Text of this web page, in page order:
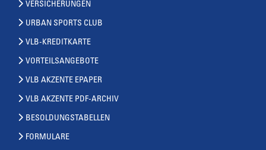
VERSICHERUNGEN
URBAN SPORTS CLUB
VLB-KREDITKARTE
VORTEILSANGEBOTE
VLB AKZENTE EPAPER
VLB AKZENTE PDF-ARCHIV
BESOLDUNGSTABELLEN
FORMULARE